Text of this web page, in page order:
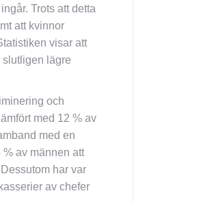
Trots att detta
att kvinnor
visar att
lägre
och
med 12 % av
med en
av männen att
har var
av chefer